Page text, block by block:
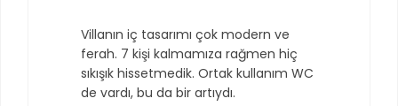
Villanın iç tasarımı çok modern ve
ferah. 7 kişi kalmamıza rağmen hiç
sıkışık hissetmedik. Ortak kullanım WC
de vardı, bu da bir artıydı.